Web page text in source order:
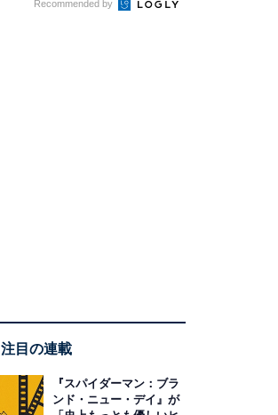
Recommended by
注目の連載
『スパイダーマン：ブラ
ンド・ニュー・デイ』が